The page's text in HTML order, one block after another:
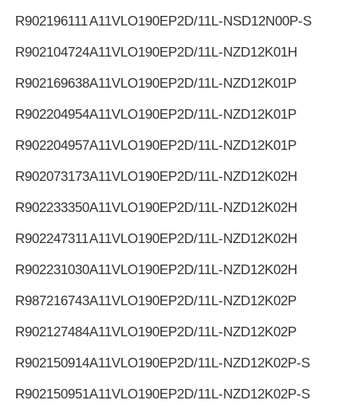
R902196111A11VLO190EP2D/11L-NSD12N00P-S
R902104724A11VLO190EP2D/11L-NZD12K01H
R902169638A11VLO190EP2D/11L-NZD12K01P
R902204954A11VLO190EP2D/11L-NZD12K01P
R902204957A11VLO190EP2D/11L-NZD12K01P
R902073173A11VLO190EP2D/11L-NZD12K02H
R902233350A11VLO190EP2D/11L-NZD12K02H
R902247311A11VLO190EP2D/11L-NZD12K02H
R902231030A11VLO190EP2D/11L-NZD12K02H
R987216743A11VLO190EP2D/11L-NZD12K02P
R902127484A11VLO190EP2D/11L-NZD12K02P
R902150914A11VLO190EP2D/11L-NZD12K02P-S
R902150951A11VLO190EP2D/11L-NZD12K02P-S